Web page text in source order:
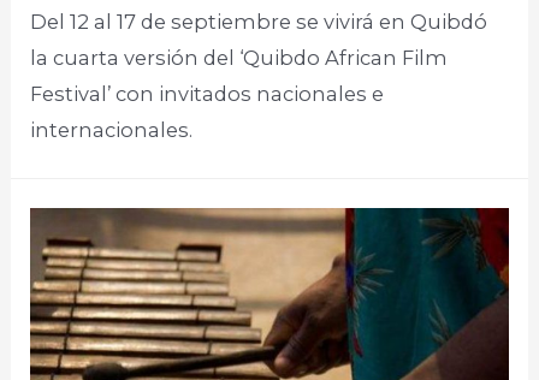
Del 12 al 17 de septiembre se vivirá en Quibdó
la cuarta versión del ‘Quibdo African Film
Festival’ con invitados nacionales e
internacionales.​